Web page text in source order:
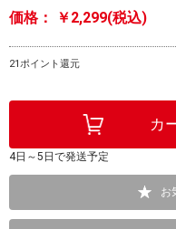
価格： ￥2,299(税込)
21ポイント還元
4日～5日で発送予定
お